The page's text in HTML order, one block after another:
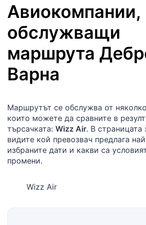
Авиокомпании,
обслужващи
маршрута
Варна
Маршрутът се обслужва от
които можете да сравните в
търсачката: Wizz Air. В
видите кой превозвач предлага
избраните дати и какви са
промени.
Wizz Air